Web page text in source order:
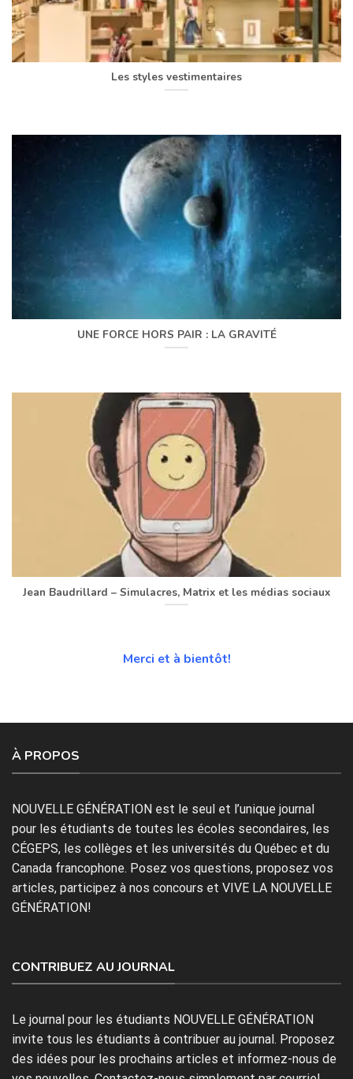
Les styles vestimentaires
UNE FORCE HORS PAIR : LA GRAVITÉ
Jean Baudrillard – Simulacres, Matrix et les médias sociaux
Merci et à bientôt!
À PROPOS
NOUVELLE GÉNÉRATION est le seul et l’unique journal
pour les étudiants de toutes les écoles secondaires, les
CÉGEPS, les collèges et les universités du Québec et du
Canada francophone. Posez vos questions, proposez vos
articles, participez à nos concours et VIVE LA NOUVELLE
GÉNÉRATION!
CONTRIBUEZ AU JOURNAL
Le journal pour les étudiants NOUVELLE GÉNÉRATION
invite tous les étudiants à contribuer au journal. Proposez
des idées pour les prochains articles et informez-nous de